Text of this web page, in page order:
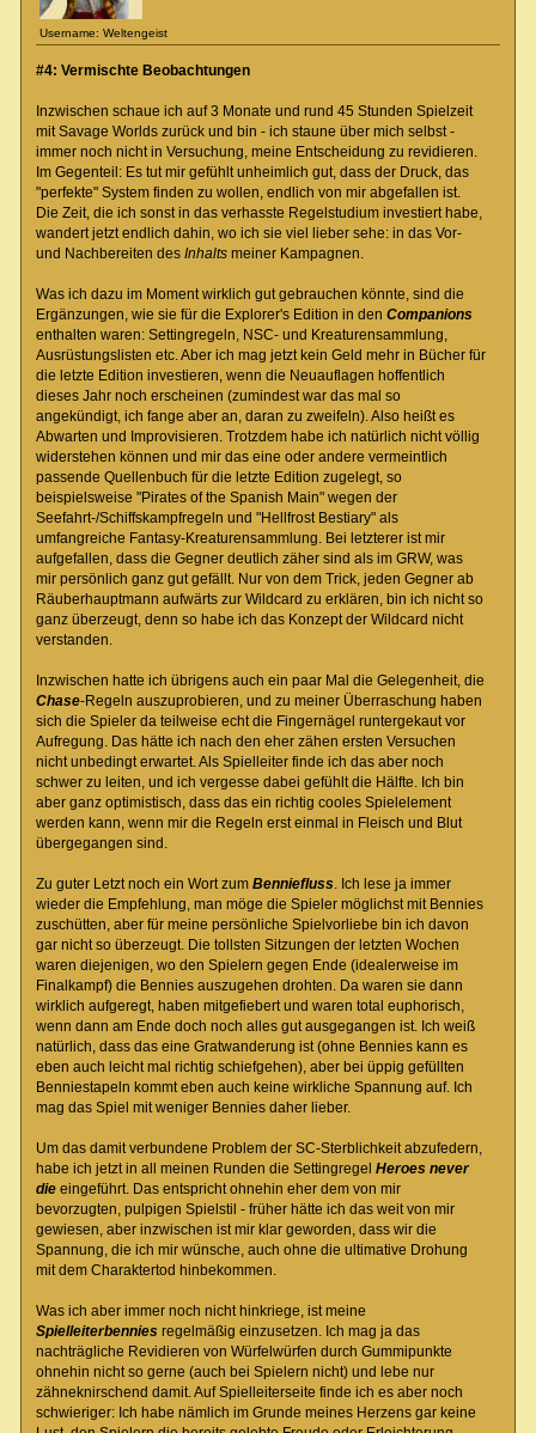
Username: Weltengeist
#4: Vermischte Beobachtungen
Inzwischen schaue ich auf 3 Monate und rund 45 Stunden Spielzeit
mit Savage Worlds zurück und bin - ich staune über mich selbst -
immer noch nicht in Versuchung, meine Entscheidung zu revidieren.
Im Gegenteil: Es tut mir gefühlt unheimlich gut, dass der Druck, das
"perfekte" System finden zu wollen, endlich von mir abgefallen ist.
Die Zeit, die ich sonst in das verhasste Regelstudium investiert habe,
wandert jetzt endlich dahin, wo ich sie viel lieber sehe: in das Vor-
und Nachbereiten des Inhaltsmeiner Kampagnen.
Was ich dazu im Moment wirklich gut gebrauchen könnte, sind die
Ergänzungen, wie sie für die Explorer's Edition in den Companions
enthalten waren: Settingregeln, NSC- und Kreaturensammlung,
Ausrüstungslisten etc. Aber ich mag jetzt kein Geld mehr in Bücher für
die letzte Edition investieren, wenn die Neuauflagen hoffentlich
dieses Jahr noch erscheinen (zumindest war das mal so
angekündigt, ich fange aber an, daran zu zweifeln). Also heißt es
Abwarten und Improvisieren. Trotzdem habe ich natürlich nicht völlig
widerstehen können und mir das eine oder andere vermeintlich
passende Quellenbuch für die letzte Edition zugelegt, so
beispielsweise "Pirates of the Spanish Main" wegen der
Seefahrt-/Schiffskampfregeln und "Hellfrost Bestiary" als
umfangreiche Fantasy-Kreaturensammlung. Bei letzterer ist mir
aufgefallen, dass die Gegner deutlich zäher sind als im GRW, was
mir persönlich ganz gut gefällt. Nur von dem Trick, jeden Gegner ab
Räuberhauptmann aufwärts zur Wildcard zu erklären, bin ich nicht so
ganz überzeugt, denn so habe ich das Konzept der Wildcard nicht
verstanden.
Inzwischen hatte ich übrigens auch ein paar Mal die Gelegenheit, die
Chase-Regeln auszuprobieren, und zu meiner Überraschung haben
sich die Spieler da teilweise echt die Fingernägel runtergekaut vor
Aufregung. Das hätte ich nach den eher zähen ersten Versuchen
nicht unbedingt erwartet. Als Spielleiter finde ich das aber noch
schwer zu leiten, und ich vergesse dabei gefühlt die Hälfte. Ich bin
aber ganz optimistisch, dass das ein richtig cooles Spielelement
werden kann, wenn mir die Regeln erst einmal in Fleisch und Blut
übergegangen sind.
Zu guter Letzt noch ein Wort zum Benniefluss. Ich lese ja immer
wieder die Empfehlung, man möge die Spieler möglichst mit Bennies
zuschütten, aber für meine persönliche Spielvorliebe bin ich davon
gar nicht so überzeugt. Die tollsten Sitzungen der letzten Wochen
waren diejenigen, wo den Spielern gegen Ende (idealerweise im
Finalkampf) die Bennies auszugehen drohten. Da waren sie dann
wirklich aufgeregt, haben mitgefiebert und waren total euphorisch,
wenn dann am Ende doch noch alles gut ausgegangen ist. Ich weiß
natürlich, dass das eine Gratwanderung ist (ohne Bennies kann es
eben auch leicht mal richtig schiefgehen), aber bei üppig gefüllten
Benniestapeln kommt eben auch keine wirkliche Spannung auf. Ich
mag das Spiel mit weniger Bennies daher lieber.
Um das damit verbundene Problem der SC-Sterblichkeit abzufedern,
habe ich jetzt in all meinen Runden die Settingregel Heroes never
dieeingeführt. Das entspricht ohnehin eher dem von mir
bevorzugten, pulpigen Spielstil - früher hätte ich das weit von mir
gewiesen, aber inzwischen ist mir klar geworden, dass wir die
Spannung, die ich mir wünsche, auch ohne die ultimative Drohung
mit dem Charaktertod hinbekommen.
Was ich aber immer noch nicht hinkriege, ist meine
Spielleiterbennies regelmäßig einzusetzen. Ich mag ja das
nachträgliche Revidieren von Würfelwürfen durch Gummipunkte
ohnehin nicht so gerne (auch bei Spielern nicht) und lebe nur
zähneknirschend damit. Auf Spielleiterseite finde ich es aber noch
schwieriger: Ich habe nämlich im Grunde meines Herzens gar keine